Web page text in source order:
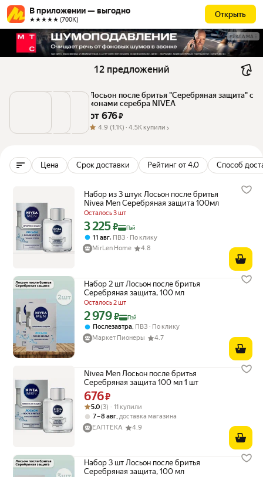
В приложении — выгодно
★★★★★ (700К)
Открыть
РЕКЛАМА
12 предложений
Лосьон после бритья "Серебряная защита" с
ионами серебра NIVEA
от 676 ₽
4.9 (1.1K) · 4.5K купили
Цена Срок доставки Рейтинг от 4.0 Способ
Набор из 3 штук Лосьон после бритья
Nivea Men Серебряная защита 100мл
Осталось 3 шт
Цена с картой Яндекс Пэй 3225 ₽ вместо
3 225₽ Пэй
11 авг, ПВЗ
По клику
MirLen Home
4.8
Набор 2 шт Лосьон после бритья
Серебряная защита, 100 мл
Осталось 2 шт
Цена с картой Яндекс Пэй 2979 ₽ вместо
2 979₽ Пэй
Послезавтра, ПВЗ
По клику
Маркет Пионеры
4.7
Nivea Men Лосьон после бритья
Серебряная защита 100 мл 1 шт
Цена 676 ₽ вместо
676₽
Рейтинг товара: 5.0 из 5
Оценок: (3) · 11 купили
5.0(3) · 11 купили
7 – 8 авг доставка магазина
ЕАПТЕКА
4.9
Набор 3 шт Лосьон после бритья
Серебряная защита, 100 мл